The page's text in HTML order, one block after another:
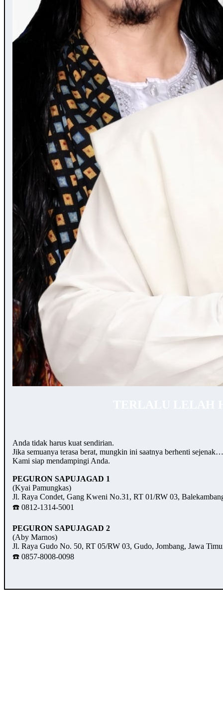
Anda tidak harus kuat sendirian.
Jika semuanya terasa berat, mungkin ini saatnya berhenti
Kami siap mendampingi Anda.
PEGURON SAPUJAGAD 1
(Kyai Pamungkas)
Jl. Raya Condet, Gang Kweni No.31, RT 01/RW 03,
☎️ 0812-1314-5001
PEGURON SAPUJAGAD 2
(Aby Marnos)
Jl. Raya Gudo No. 50, RT 05/RW 03, Gudo, Jombang, Jawa
☎️ 0857-8008-0098